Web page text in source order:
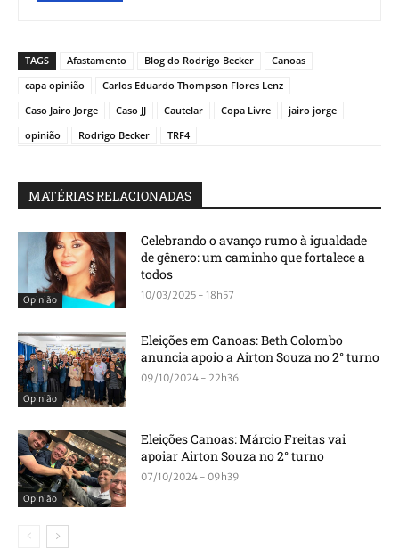
TAGS Afastamento Blog do Rodrigo Becker
Canoas
capa opinião
Carlos Eduardo Thompson Flores Lenz
Caso Jairo Jorge
Caso JJ Cautelar Copa Livre
jairo jorge
opinião
Rodrigo Becker TRF4
MATÉRIAS RELACIONADAS
Opinião
Celebrando o avanço rumo à igualdade
de gênero: um caminho que fortalece a
todos
10/03/2025 - 18h57
Opinião
Eleições em Canoas: Beth Colombo
anuncia apoio a Airton Souza no 2° turno
09/10/2024 - 22h36
Opinião
Eleições Canoas: Márcio Freitas vai
apoiar Airton Souza no 2° turno
07/10/2024 - 09h39